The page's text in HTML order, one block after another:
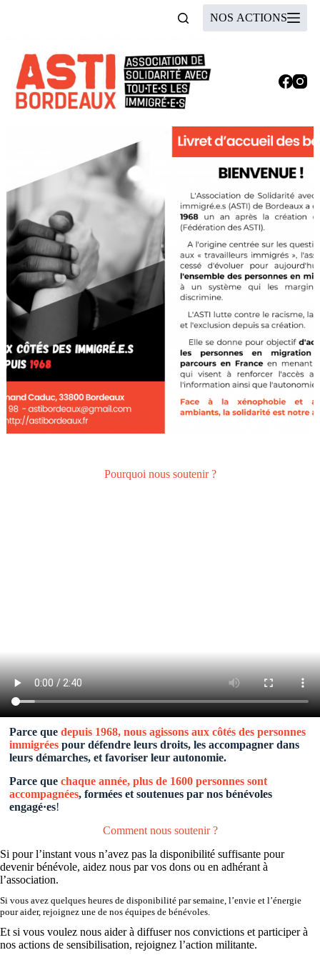
NOS ACTIONS
Pourquoi nous soutenir ?
Parce que depuis 1968, nous agissons aux côtés des personnes
immigréespour défendre leurs droits, les accompagner dans
leurs démarches, et favoriser leur autonomie.
Parce que chaque année, plus de 1600 personnes sont
accompagnées, formées et soutenues par nos bénévoles
engagé·es!
Comment nous soutenir ?
Si pour l’instant vous n’avez pas la disponibilité suffisante pour
devenir bénévole, aidez nous par vos dons ou en adhérant à
l’association.
Si vous avez quelques heures de disponibilité par semaine, l’envie et l’énergie
pour aider, rejoignez une de nos équipes de bénévoles.
Et si vous voulez nous aider à diffuser nos convictions et participer à
nos actions de sensibilisation, rejoignez l’action militante.